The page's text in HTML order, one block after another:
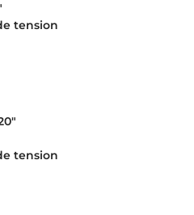
tension
tension